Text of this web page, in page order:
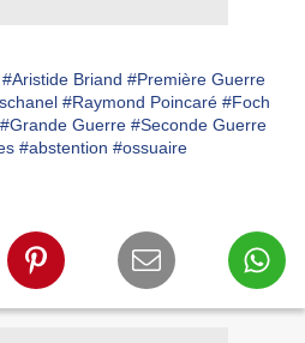
#Aristide Briand #Première Guerre
#Raymond Poincaré #Foch
#Grande Guerre #Seconde Guerre
#abstention #ossuaire